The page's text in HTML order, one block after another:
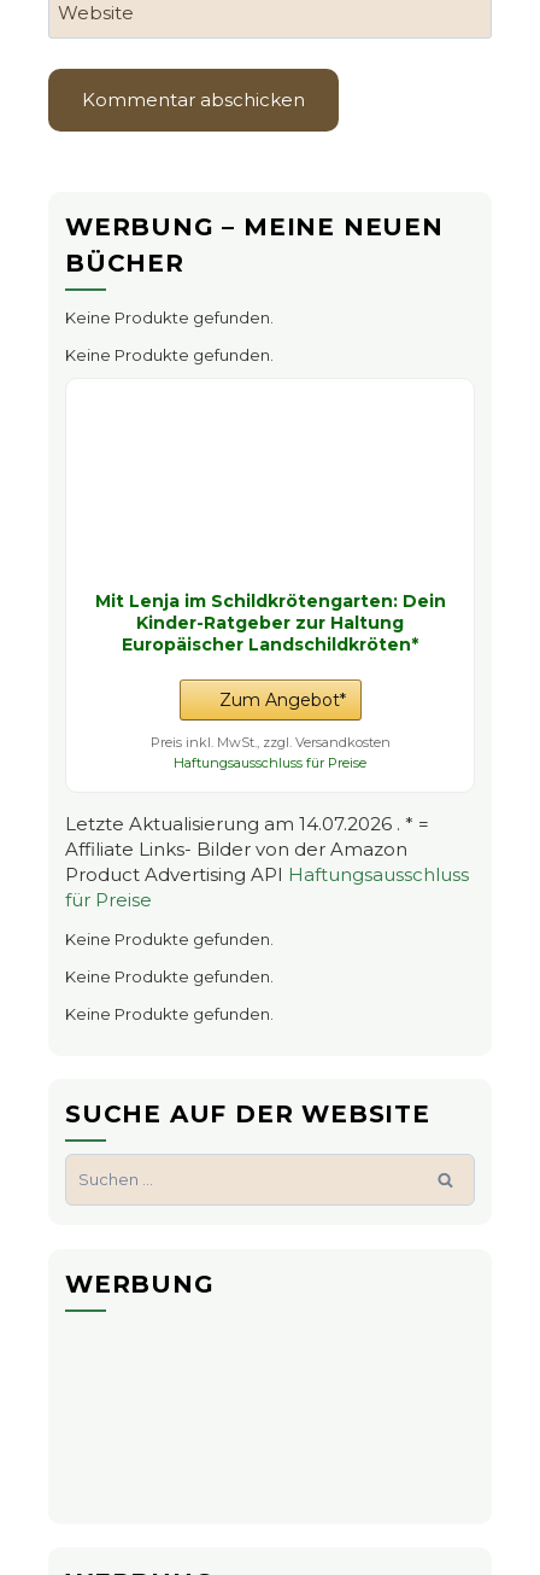
Website
WERBUNG – MEINE NEUEN
BÜCHER
Keine Produkte gefunden.
Keine Produkte gefunden.
Mit Lenja im Schildkrötengarten: Dein
Kinder-Ratgeber zur Haltung
Europäischer Landschildkröten*
Zum Angebot*
Preis inkl. MwSt., zzgl. Versandkosten
Haftungsausschluss für Preise
Letzte Aktualisierung am 14.07.2026 . * =
Affiliate Links- Bilder von der Amazon
Product Advertising API Haftungsausschluss
für Preise
Keine Produkte gefunden.
Keine Produkte gefunden.
Keine Produkte gefunden.
SUCHE AUF DER WEBSITE
Suchen
nach:
WERBUNG